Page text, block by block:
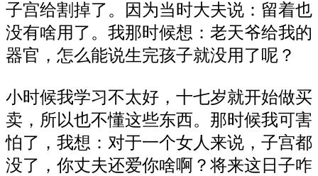
子宫给割掉了。因为当时大夫说：留着也
没有啥用了。我那时候想：老天爷给我的
器官，怎么能说生完孩子就没用了呢？
小时候我学习不太好，十七岁就开始做买
卖，所以也不懂这些东西。那时候我可害
怕了，我想：对于一个女人来说，子宫都
没了，你丈夫还爱你啥啊？将来这日子咋